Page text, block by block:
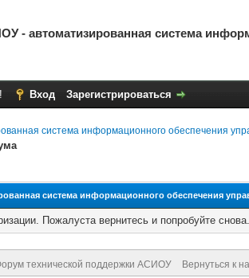
- автоматизированная система
Вход Зарегистрироваться
система информационного обеспечения
система информационного обеспечения
Пожалуста вернитесь и попробуйте снова.
технической поддержки АСИОУ Вернуться к